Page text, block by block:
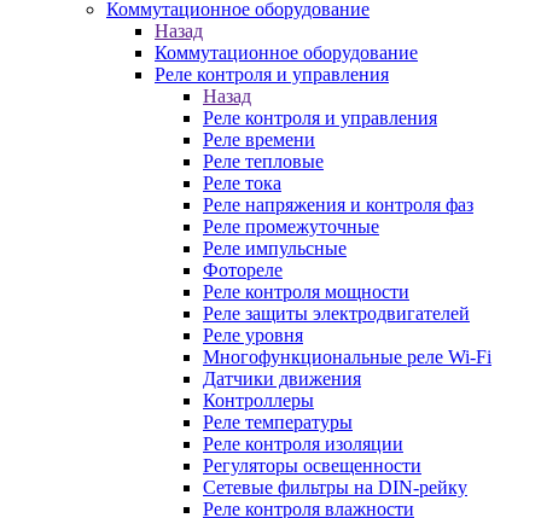
Коммутационное оборудование
Назад
Коммутационное оборудование
Реле контроля и управления
Назад
Реле контроля и управления
Реле времени
Реле тепловые
Реле тока
Реле напряжения и контроля фаз
Реле промежуточные
Реле импульсные
Фотореле
Реле контроля мощности
Реле защиты электродвигателей
Реле уровня
Многофункциональные реле Wi-Fi
Датчики движения
Контроллеры
Реле температуры
Реле контроля изоляции
Регуляторы освещенности
Сетевые фильтры на DIN-рейку
Реле контроля влажности